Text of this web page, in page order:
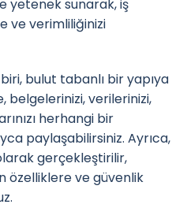
yetenek sunarak, iş
ve verimliliğinizi
bulut tabanlı bir yapıya
belgelerinizi, verilerinizi,
herhangi bir
paylaşabilirsiniz. Ayrıca,
gerçekleştirilir,
özelliklere ve güvenlik